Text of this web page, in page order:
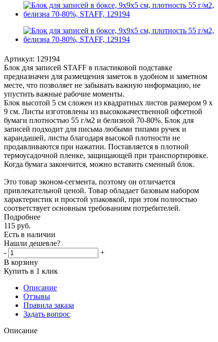
Артикул: 129194
Блок для записей STAFF в пластиковой подставке
предназначен для размещения заметок в удобном и заметном
месте, что позволяет не забывать важную информацию, не
упустить важные рабочие моменты.
Блок высотой 5 см сложен из квадратных листов размером 9 х
9 см. Листы изготовлены из высококачественной офсетной
бумаги плотностью 55 г/м2 и белизной 70-80%. Блок для
записей подходит для письма любыми типами ручек и
карандашей, листы благодаря высокой плотности не
продавливаются при нажатии. Поставляется в плотной
термоусадочной пленке, защищающей при транспортировке.
Когда бумага закончится, можно вставить сменный блок.
Это товар эконом-сегмента, поэтому он отличается
привлекательной ценой. Товар обладает базовым набором
характеристик и простой упаковкой, при этом полностью
соответствует основным требованиям потребителей.
Подробнее
115 руб.
Есть в наличии
Нашли дешевле?
-
+
В корзину
Купить в 1 клик
Описание
Отзывы
Правила заказа
Задать вопрос
Описание